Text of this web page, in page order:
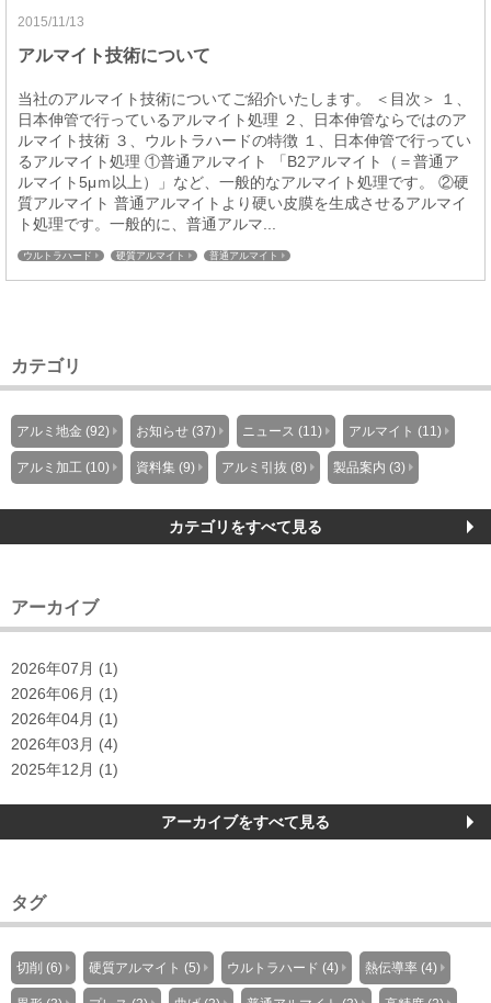
2015/11/13
アルマイト技術について
当社のアルマイト技術についてご紹介いたします。 ＜目次＞ １、
日本伸管で行っているアルマイト処理 ２、日本伸管ならではのア
ルマイト技術 ３、ウルトラハードの特徴 １、日本伸管で行ってい
るアルマイト処理 ①普通アルマイト 「B2アルマイト（＝普通ア
ルマイト5μｍ以上）」など、一般的なアルマイト処理です。 ②硬
質アルマイト 普通アルマイトより硬い皮膜を生成させるアルマイ
ト処理です。一般的に、普通アルマ...
ウルトラハード 硬質アルマイト 普通アルマイト
カテゴリ
アルミ地金 (92) お知らせ (37) ニュース (11) アルマイト (11)
アルミ加工 (10) 資料集 (9) アルミ引抜 (8) 製品案内 (3)
カテゴリをすべて見る
アーカイブ
2026年07月 (1)
2026年06月 (1)
2026年04月 (1)
2026年03月 (4)
2025年12月 (1)
アーカイブをすべて見る
タグ
切削 (6) 硬質アルマイト (5) ウルトラハード (4) 熱伝導率 (4)